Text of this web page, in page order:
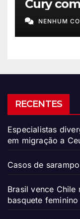
Cury
NENHUM
RECENTES
Especialistas
em migração a
Casos de
Brasil vence Chile
basquete feminino